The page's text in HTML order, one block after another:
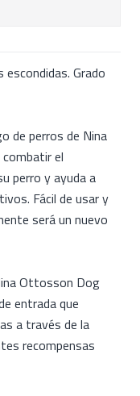
Grado
de perros de Nina
el
perro y ayuda a
Fácil de usar y
será un nuevo
Ottosson Dog
entrada que
a través de la
recompensas